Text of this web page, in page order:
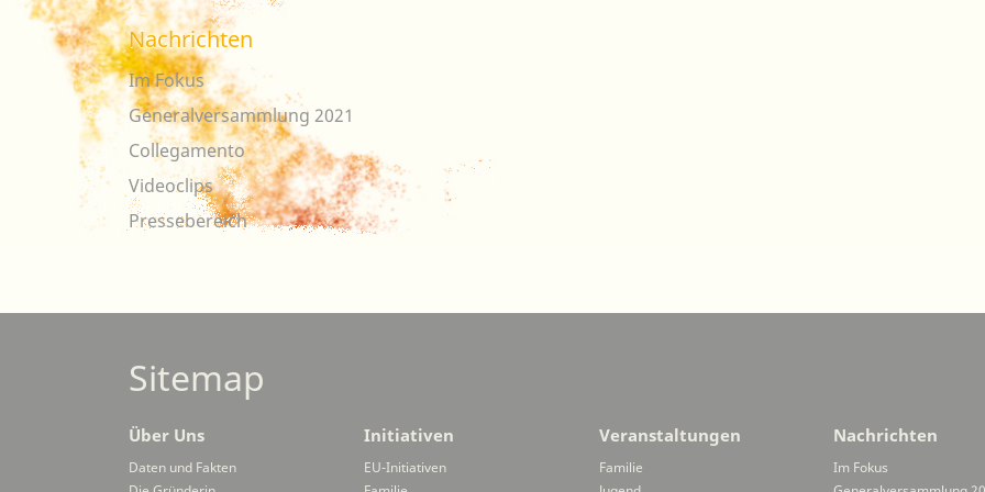
Nachrichten
Im Fokus
Generalversammlung 2021
Collegamento
Videoclips
Pressebereich
Sitemap
Über Uns
Daten und Fakten
Initiativen
EU-Initiativen
Veranstaltungen
Familie
Nachrichten
Im Fokus